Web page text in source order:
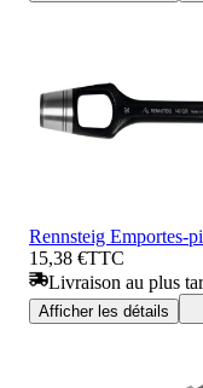
Rennsteig Emportes-
15,38 €TTC
Livraison au plus
Afficher les détails